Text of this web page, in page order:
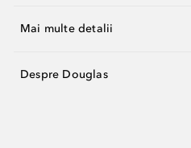
Mai multe detalii
Despre Douglas